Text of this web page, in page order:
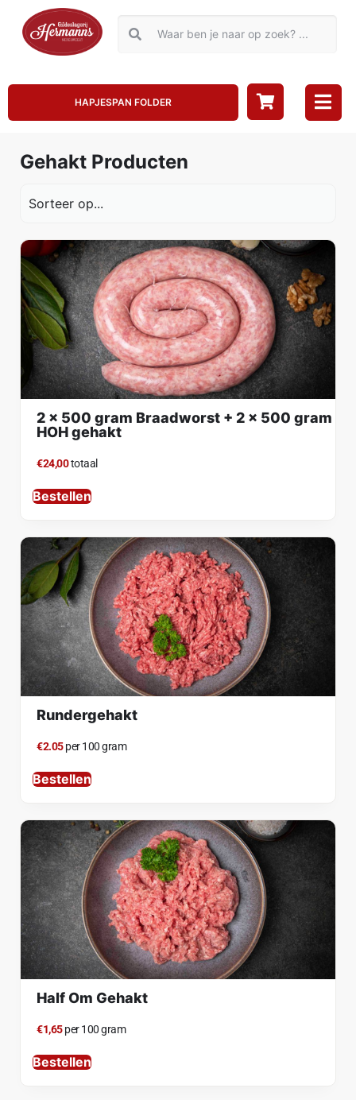
HAPJESPAN FOLDER
Gehakt Producten
2 x 500 gram Braadworst + 2 x 500 gram
HOH gehakt
€24,00totaal
Bestellen
Rundergehakt
€2.05per 100 gram
Bestellen
Half Om Gehakt
€1,65per 100 gram
Bestellen